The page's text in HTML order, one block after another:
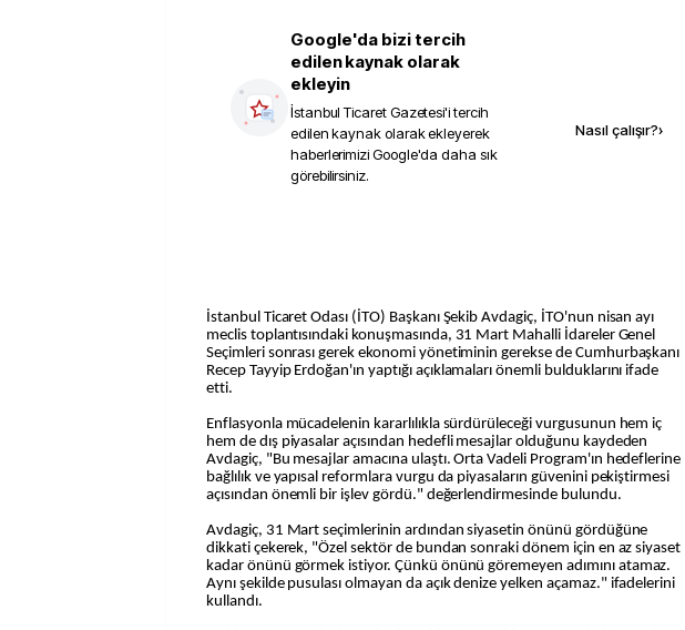
Google'da bizi tercih
edilen kaynak olarak
ekleyin
İstanbul Ticaret Gazetesi'i tercih
edilen kaynak olarak ekleyerek
haberlerimizi Google'da daha sık
görebilirsiniz.
Nasıl çalışır?›
İstanbul Ticaret Odası (İTO) Başkanı Şekib Avdagiç, İTO'nun nisan ayı
meclis toplantısındaki konuşmasında, 31 Mart Mahalli İdareler Genel
Seçimleri sonrası gerek ekonomi yönetiminin gerekse de Cumhurbaşkanı
Recep Tayyip Erdoğan'ın yaptığı açıklamaları önemli bulduklarını ifade
etti.
Enflasyonla mücadelenin kararlılıkla sürdürüleceği vurgusunun hem iç
hem de dış piyasalar açısından hedefli mesajlar olduğunu kaydeden
Avdagiç, "Bu mesajlar amacına ulaştı. Orta Vadeli Program'ın hedeflerine
bağlılık ve yapısal reformlara vurgu da piyasaların güvenini pekiştirmesi
açısından önemli bir işlev gördü." değerlendirmesinde bulundu.
Avdagiç, 31 Mart seçimlerinin ardından siyasetin önünü gördüğüne
dikkati çekerek, "Özel sektör de bundan sonraki dönem için en az siyaset
kadar önünü görmek istiyor. Çünkü önünü göremeyen adımını atamaz.
Aynı şekilde pusulası olmayan da açık denize yelken açamaz." ifadelerini
kullandı.